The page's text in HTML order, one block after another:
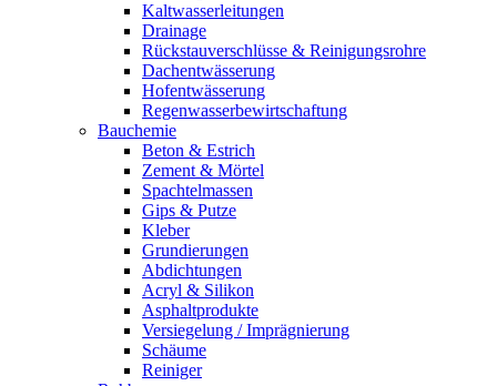
Kaltwasserleitungen
Drainage
Rückstauverschlüsse & Reinigungsrohre
Dachentwässerung
Hofentwässerung
Regenwasserbewirtschaftung
Bauchemie
Beton & Estrich
Zement & Mörtel
Spachtelmassen
Gips & Putze
Kleber
Grundierungen
Abdichtungen
Acryl & Silikon
Asphaltprodukte
Versiegelung / Imprägnierung
Schäume
Reiniger